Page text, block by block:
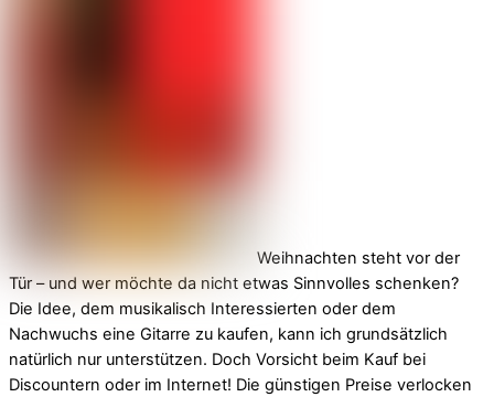
Weihnachten steht vor der
Tür – und wer möchte da nicht etwas Sinnvolles schenken?
Die Idee, dem musikalisch Interessierten oder dem
Nachwuchs eine Gitarre zu kaufen, kann ich grundsätzlich
natürlich nur unterstützen. Doch Vorsicht beim Kauf bei
Discountern oder im Internet! Die günstigen Preise verlocken